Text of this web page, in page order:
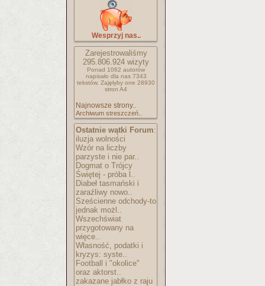
Wesprzyj nas..
Zarejestrowaliśmy
295.806.924 wizyty
Ponad 1062 autorów
napisało dla nas 7343
tekstów. Zajęłyby one 28930
stron A4
Najnowsze strony..
Archiwum streszczeń..
Ostatnie wątki Forum:
iluzja wolności
Wzór na liczby
parzyste i nie par..
Dogmat o Trójcy
Świętej - próba l..
Diabeł tasmański i
zaraźliwy nowo..
Sześcienne odchody-to
jednak możl..
Wszechświat
przygotowany na
więce..
Własność, podatki i
kryzys: syste..
Football i "okolice"
oraz aktorst..
zakazane jabłko z raju